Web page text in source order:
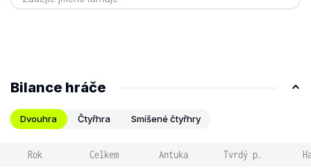
Bilance hráče
Dvouhra Čtyřhra Smíšené čtyřhry
Rok Celkem Antuka Tvrdý p.